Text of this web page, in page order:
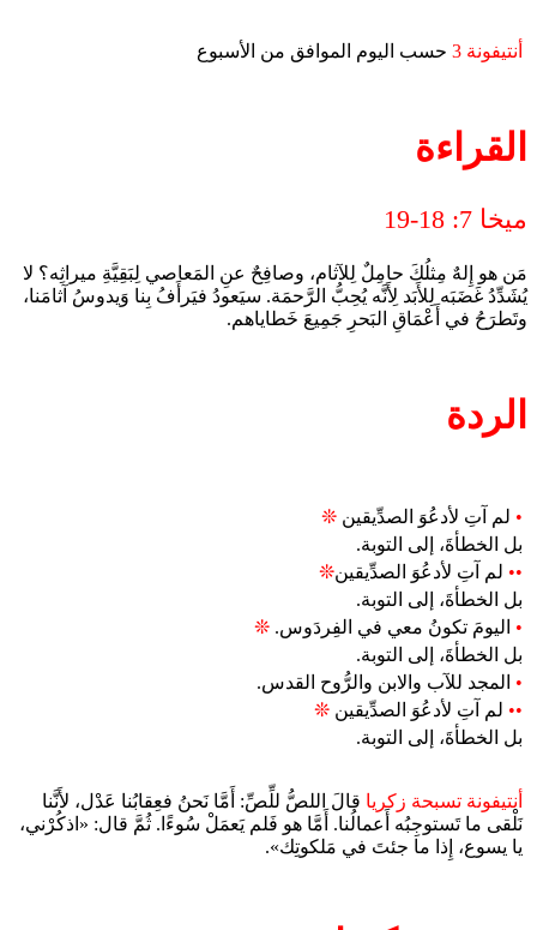
أنتيفونة 3 حسب اليوم الموافق من الأسبوع
القراءة
ميخا 7: 18-19
مَن هو إِلهٌ مِثلُكَ حامِلٌ لِلآثام، وصافِحٌ عنِ المَعاصي لِبَقِيَّةِ ميراثِه؟ لا
يُشَدِّدُ غَضَبَه لِلأَبَد لِأَنَّه يُحِبُّ الرَّحمَة. سيَعودُ فيَرأَفُ بِنا وَيدوسُ آثامَنا،
وتَطرَحُ في أَعْمَاقِ البَحرِ جَمِيعَ خَطاياهم.
الردة
• لم آتِ لأدعُوَ الصدِّيقين ❊
بل الخطأةَ، إلى التوبة.
•• لم آتِ لأدعُوَ الصدِّيقين❊
بل الخطأةَ، إلى التوبة.
• اليومَ تكونُ معي في الفِردَوس. ❊
بل الخطأةَ، إلى التوبة.
• المجد للآب والابن والرُّوح القدس.
•• لم آتِ لأدعُوَ الصدِّيقين ❊
بل الخطأةَ، إلى التوبة.
أنتيفونة تسبحة زكريا قالَ اللصُّ للِّصِّ: أَمَّا نَحنُ فعِقابُنا عَدْل، لأَنَّنا
نَلْقى ما تَستوجِبُه أَعمالُنا. أَمَّا هو فَلم يَعمَلْ سُوءًا. ثُمَّ قال: «اذكُرْني،
يا يسوع، إِذا ما جئتَ في مَلكوتِك».